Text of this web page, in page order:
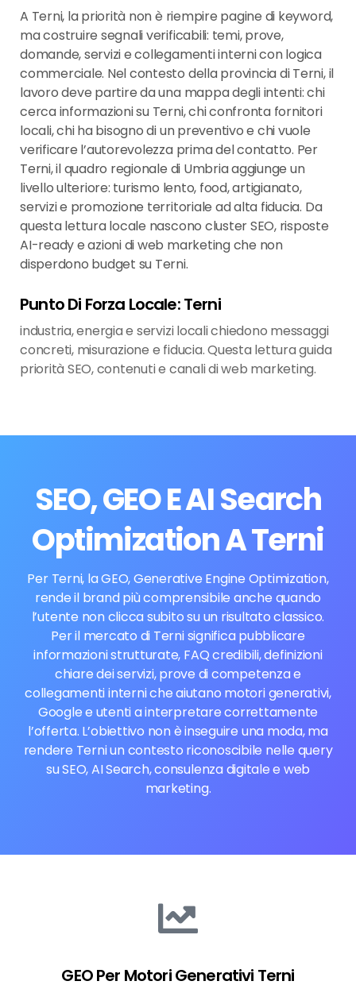
A Terni, la priorità non è riempire pagine di keyword,
ma costruire segnali verificabili: temi, prove,
domande, servizi e collegamenti interni con logica
commerciale. Nel contesto della provincia di Terni, il
lavoro deve partire da una mappa degli intenti: chi
cerca informazioni su Terni, chi confronta fornitori
locali, chi ha bisogno di un preventivo e chi vuole
verificare l’autorevolezza prima del contatto. Per
Terni, il quadro regionale di Umbria aggiunge un
livello ulteriore: turismo lento, food, artigianato,
servizi e promozione territoriale ad alta fiducia. Da
questa lettura locale nascono cluster SEO, risposte
AI-ready e azioni di web marketing che non
disperdono budget su Terni.
Punto Di Forza Locale: Terni
industria, energia e servizi locali chiedono messaggi
concreti, misurazione e fiducia. Questa lettura guida
priorità SEO, contenuti e canali di web marketing.
SEO, GEO E AI Search
Optimization A Terni
Per Terni, la GEO, Generative Engine Optimization,
rende il brand più comprensibile anche quando
l’utente non clicca subito su un risultato classico.
Per il mercato di Terni significa pubblicare
informazioni strutturate, FAQ credibili, definizioni
chiare dei servizi, prove di competenza e
collegamenti interni che aiutano motori generativi,
Google e utenti a interpretare correttamente
l’offerta. L’obiettivo non è inseguire una moda, ma
rendere Terni un contesto riconoscibile nelle query
su SEO, AI Search, consulenza digitale e web
marketing.
GEO Per Motori Generativi Terni